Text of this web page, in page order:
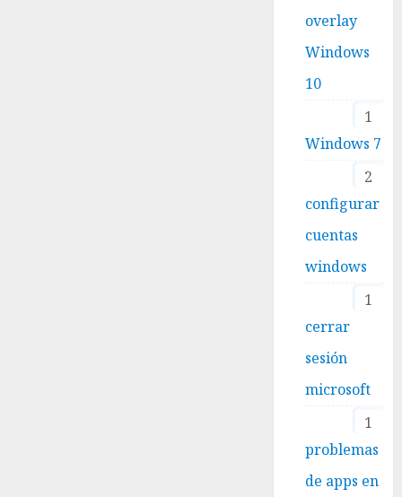
overlay
Windows
10
1
Windows 7
2
configurar
cuentas
windows
1
cerrar
sesión
microsoft
1
problemas
de apps en